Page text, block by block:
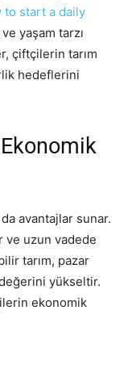
to start a daily
yaşam tarzı
çiftçilerin tarım
hedeflerini
avantajlar sunar.
ve uzun vadede
tarım, pazar
değerini yükseltir.
ekonomik